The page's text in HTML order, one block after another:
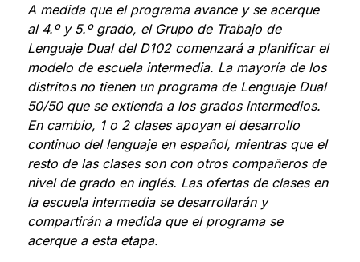
A medida que el programa avance y se acerque
al 4.º y 5.º grado, el Grupo de Trabajo de
Lenguaje Dual del D102 comenzará a planificar el
modelo de escuela intermedia. La mayoría de los
distritos no tienen un programa de Lenguaje Dual
50/50 que se extienda a los grados intermedios.
En cambio, 1 o 2 clases apoyan el desarrollo
continuo del lenguaje en español, mientras que el
resto de las clases son con otros compañeros de
nivel de grado en inglés. Las ofertas de clases en
la escuela intermedia se desarrollarán y
compartirán a medida que el programa se
acerque a esta etapa.